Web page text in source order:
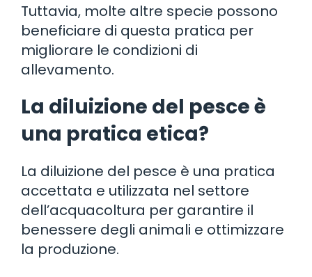
Tuttavia, molte altre specie possono
beneficiare di questa pratica per
migliorare le condizioni di
allevamento.
La diluizione del pesce è
una pratica etica?
La diluizione del pesce è una pratica
accettata e utilizzata nel settore
dell’acquacoltura per garantire il
benessere degli animali e ottimizzare
la produzione.